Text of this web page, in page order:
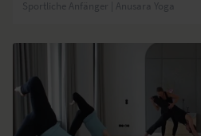
Sportliche Anfänger | Anusara Yoga